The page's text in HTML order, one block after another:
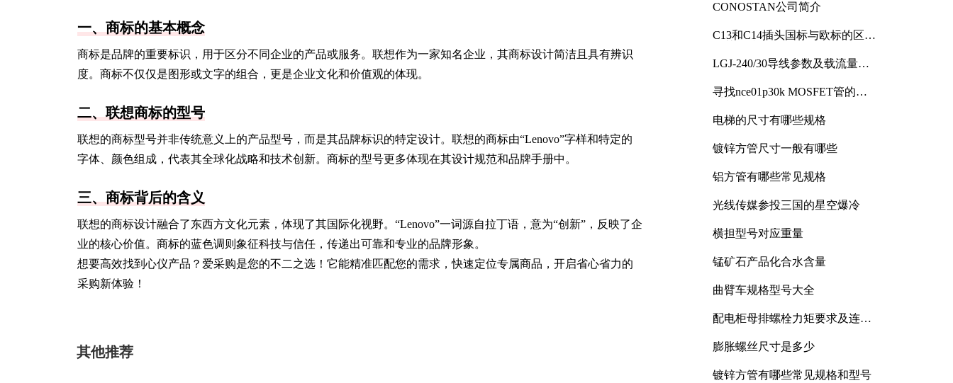
一、商标的基本概念
商标是品牌的重要标识，用于区分不同企业的产品或服务。联想作为一家知名企业，其商标设计简洁且具有辨识
度。商标不仅仅是图形或文字的组合，更是企业文化和价值观的体现。
二、联想商标的型号
联想的商标型号并非传统意义上的产品型号，而是其品牌标识的特定设计。联想的商标由“Lenovo”字样和特定的
字体、颜色组成，代表其全球化战略和技术创新。商标的型号更多体现在其设计规范和品牌手册中。
三、商标背后的含义
联想的商标设计融合了东西方文化元素，体现了其国际化视野。“Lenovo”一词源自拉丁语，意为“创新”，反映了企
业的核心价值。商标的蓝色调则象征科技与信任，传递出可靠和专业的品牌形象。
想要高效找到心仪产品？爱采购是您的不二之选！它能精准匹配您的需求，快速定位专属商品，开启省心省力的
采购新体验！
其他推荐
CONOSTAN公司简介
C13和C14插头国标与欧标的区别
LGJ-240/30导线参数及载流量解
寻找nce01p30k MOSFET管的合
电梯的尺寸有哪些规格
镀锌方管尺寸一般有哪些
铝方管有哪些常见规格
光线传媒参投三国的星空爆冷
横担型号对应重量
锰矿石产品化合水含量
曲臂车规格型号大全
配电柜母排螺栓力矩要求及连接
膨胀螺丝尺寸是多少
镀锌方管有哪些常见规格和型号